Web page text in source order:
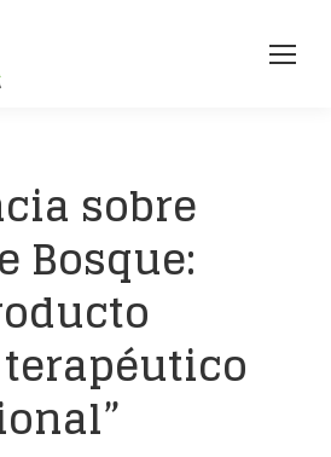
sobre
Bosque: